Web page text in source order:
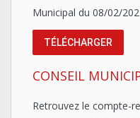
Municipal du 08/02/
TÉLÉCHARGER
CONSEIL
Retrouvez le compte-